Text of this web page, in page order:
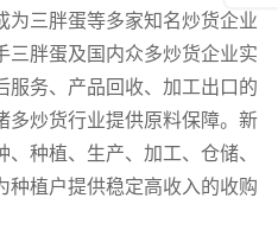
为三胖蛋等多家知名炒货企业
三胖蛋及国内众多炒货企业实
服务、产品回收、加工出口的
多炒货行业提供原料保障。新
种植、生产、加工、仓储、
种植户提供稳定高收入的收购